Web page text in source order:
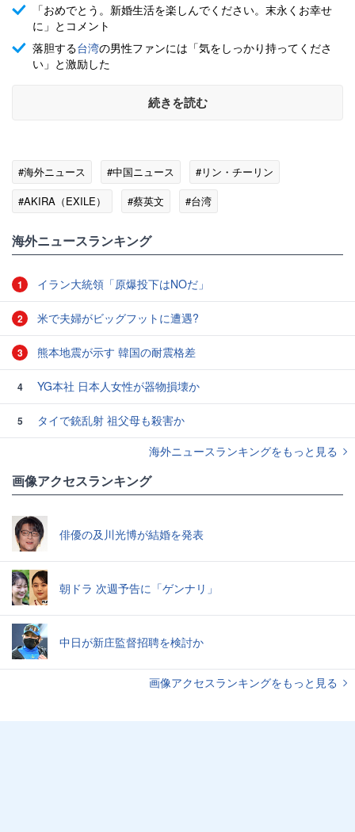
「おめでとう。新婚生活を楽しんでください。末永くお幸せ
に」とコメント
落胆する台湾の男性ファンには「気をしっかり持ってくださ
い」と激励した
続きを読む
#海外ニュース #中国ニュース
#リン・チーリン
#AKIRA（EXILE）
#蔡英文 #台湾
海外ニュースランキング
1 イラン大統領「原爆投下はNOだ」
2 米で夫婦がビッグフットに遭遇?
3 熊本地震が示す 韓国の耐震格差
4 YG本社 日本人女性が器物損壊か
5
タイで銃乱射 祖父母も殺害か
海外ニュースランキングをもっと見る
画像アクセスランキング
俳優の及川光博が結婚を発表
朝ドラ 次週予告に「ゲンナリ」
中日が新庄監督招聘を検討か
画像アクセスランキングをもっと見る